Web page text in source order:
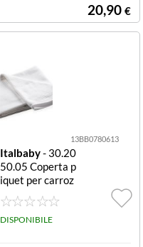
20,90 €
13BB0780613
Italbaby- 30.20
50.05 Coperta p
iquet per carroz
zina bianca Cop
erta carrozzina I
talbaby 30 205
DISPONIBILE